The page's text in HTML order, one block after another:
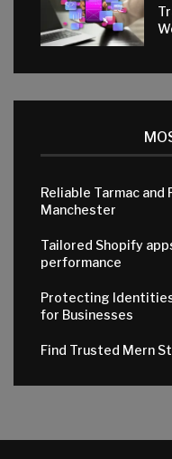
Reliable Tarmac
Manchester
Tailored Shopify
performance
Protecting
for Businesses
Find Trusted Mern